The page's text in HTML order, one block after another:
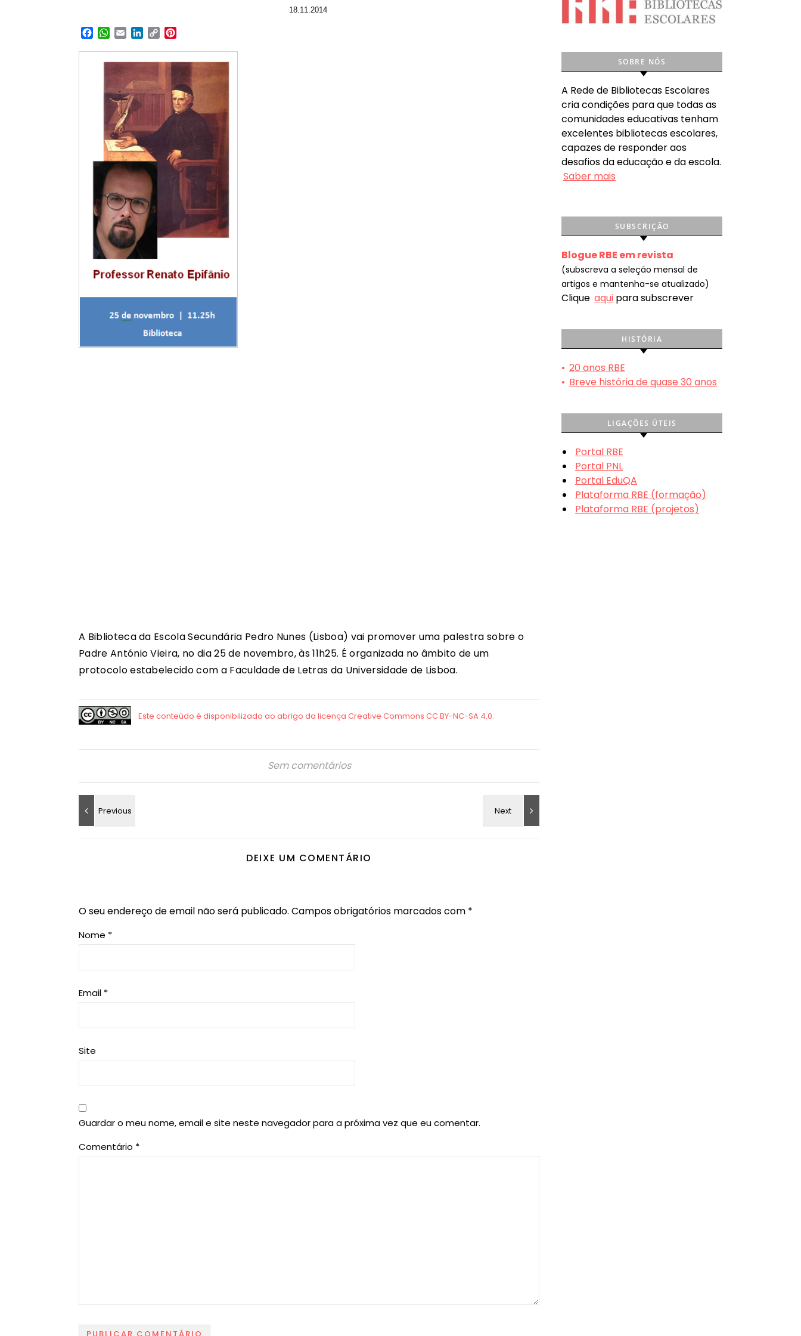
18.11.2014
Facebook
WhatsApp
EmailLinkedIn
Copy
A Biblioteca da Escola Secundária Pedro Nunes (Lisboa) vai promover uma palestra sobre o
Padre António Vieira, no dia 25 de novembro, às 11h25. É organizada no âmbito de um
protocolo estabelecido com a Faculdade de Letras da Universidade de Lisboa.
Sem comentários
DEIXE UM COMENTÁRIO
O seu endereço de email não será publicado. Campos obrigatórios marcados com *
Nome *
Email *
Site
Guardar o meu nome, email e site neste navegador para a próxima vez que eu comentar.
Comentário *
SOBRE NÓS
A Rede de Bibliotecas Escolares
cria condições para que todas as
comunidades educativas tenham
excelentes bibliotecas escolares,
capazes de responder aos
desafios da educação e da escola.
Saber mais
SUBSCRIÇÃO
Blogue RBE em revista
(subscreva a seleção mensal de
artigos e mantenha-se atualizado)
Clique aqui para subscrever
HISTÓRIA
• 20 anos RBE
• Breve história de quase 30 anos
LIGAÇÕES ÚTEIS
Portal RBE
Portal PNL
Portal EduQA
Plataforma RBE (formação)
Plataforma RBE (projetos)